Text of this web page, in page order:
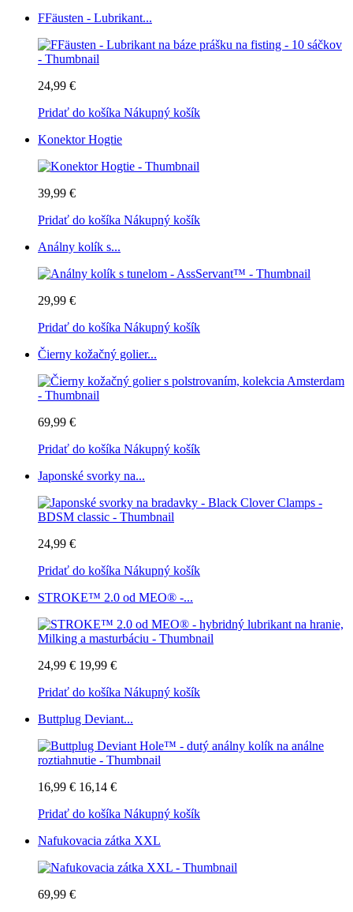
FFäusten - Lubrikant...
24,99 €
Pridať do košíka Nákupný košík
Konektor Hogtie
39,99 €
Pridať do košíka Nákupný košík
Análny kolík s...
29,99 €
Pridať do košíka Nákupný košík
Čierny kožačný golier...
69,99 €
Pridať do košíka Nákupný košík
Japonské svorky na...
24,99 €
Pridať do košíka Nákupný košík
STROKE™ 2.0 od MEO® -...
24,99 € 19,99 €
Pridať do košíka Nákupný košík
Buttplug Deviant...
16,99 € 16,14 €
Pridať do košíka Nákupný košík
Nafukovacia zátka XXL
69,99 €